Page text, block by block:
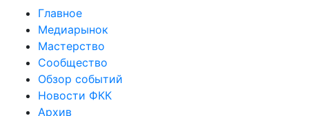
Главное
Медиарынок
Мастерство
Сообщество
Обзор событий
Новости ФКК
Архив